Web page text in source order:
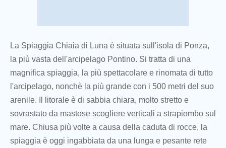
La Spiaggia Chiaia di Luna è situata sull'isola di Ponza,
la più vasta dell'arcipelago Pontino. Si tratta di una
magnifica spiaggia, la più spettacolare e rinomata di tutto
l'arcipelago, nonchè la più grande con i 500 metri del suo
arenile. Il litorale è di sabbia chiara, molto stretto e
sovrastato da mastose scogliere verticali a strapiombo sul
mare. Chiusa più volte a causa della caduta di rocce, la
spiaggia è oggi ingabbiata da una lunga e pesante rete